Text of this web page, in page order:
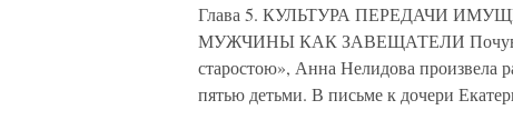
Глава 5. КУЛЬТУРА ПЕРЕДАЧИ
МУЖЧИНЫ КАК ЗАВЕЩАТЕЛИ
старостою», Анна Нелидова произвела
пятью детьми. В письме к дочери